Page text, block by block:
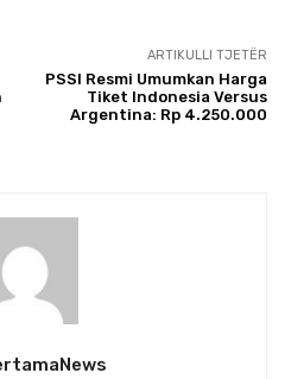
ARTIKULLI TJETËR
PSSI Resmi Umumkan Harga
Tiket Indonesia Versus
Argentina: Rp 4.250.000